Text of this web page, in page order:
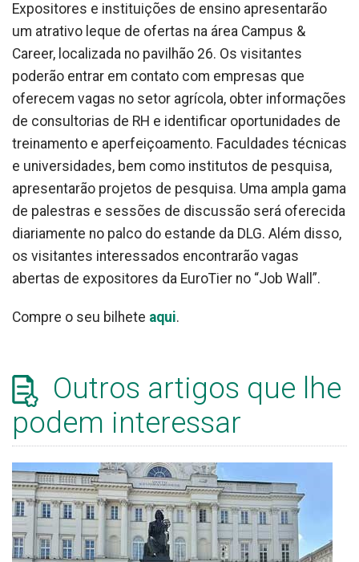
Expositores e instituições de ensino apresentarão
um atrativo leque de ofertas na área Campus &
Career, localizada no pavilhão 26. Os visitantes
poderão entrar em contato com empresas que
oferecem vagas no setor agrícola, obter informações
de consultorias de RH e identificar oportunidades de
treinamento e aperfeiçoamento. Faculdades técnicas
e universidades, bem como institutos de pesquisa,
apresentarão projetos de pesquisa. Uma ampla gama
de palestras e sessões de discussão será oferecida
diariamente no palco do estande da DLG. Além disso,
os visitantes interessados ​​encontrarão vagas
abertas de expositores da EuroTier no “Job Wall”.
Compre o seu bilhete aqui.
Outros artigos que lhe
podem interessar